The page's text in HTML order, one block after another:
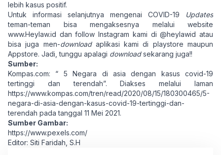
lebih kasus positif.
Untuk informasi selanjutnya mengenai COVID-19
Updates
teman-teman bisa mengaksesnya melalui website
www.Heylaw.id dan follow Instagram kami di @heylawid atau
bisa juga men-download aplikasi kami di playstore maupun
Appstore. Jadi, tunggu apalagi downloadsekarang juga!!
Sumber:
Kompas.com: “ 5 Negara di asia dengan kasus covid-19
tertinggi dan terendah”. Diakses melalui laman
https://www.kompas.com/tren/read/2020/08/15/180300465/5-
negara-di-asia-dengan-kasus-covid-19-tertinggi-dan-
terendah pada tanggal 11 Mei 2021.
Sumber Gambar:
https://www.pexels.com/
Editor: Siti Faridah, S.H